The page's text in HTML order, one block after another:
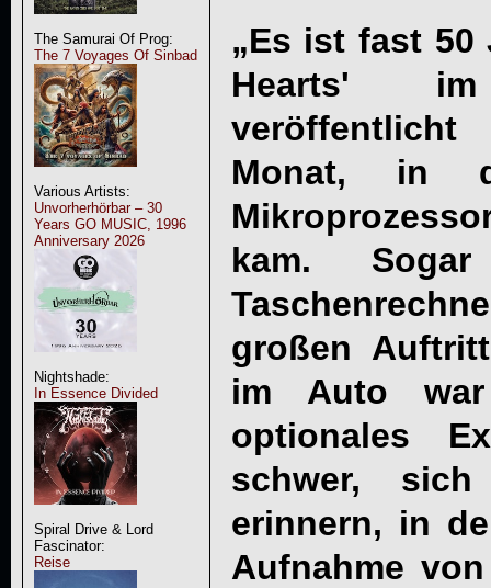
The Samurai Of Prog:
The 7 Voyages Of Sinbad
Various Artists:
Unvorherhörbar – 30
Years GO MUSIC, 1996
Anniversary 2026
Nightshade:
In Essence Divided
Spiral Drive & Lord
Fascinator:
Reise
„Es ist fast 50
Hearts'
Monat, in
kam.
großen
im Auto
optionales
schwer,
erinnern, in
Aufnahme